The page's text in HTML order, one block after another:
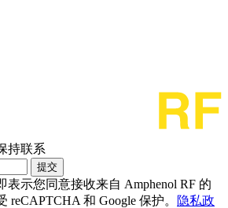
持联系
提交
表示您同意接收来自 Amphenol RF 的
reCAPTCHA 和 Google 保护。
隐私政